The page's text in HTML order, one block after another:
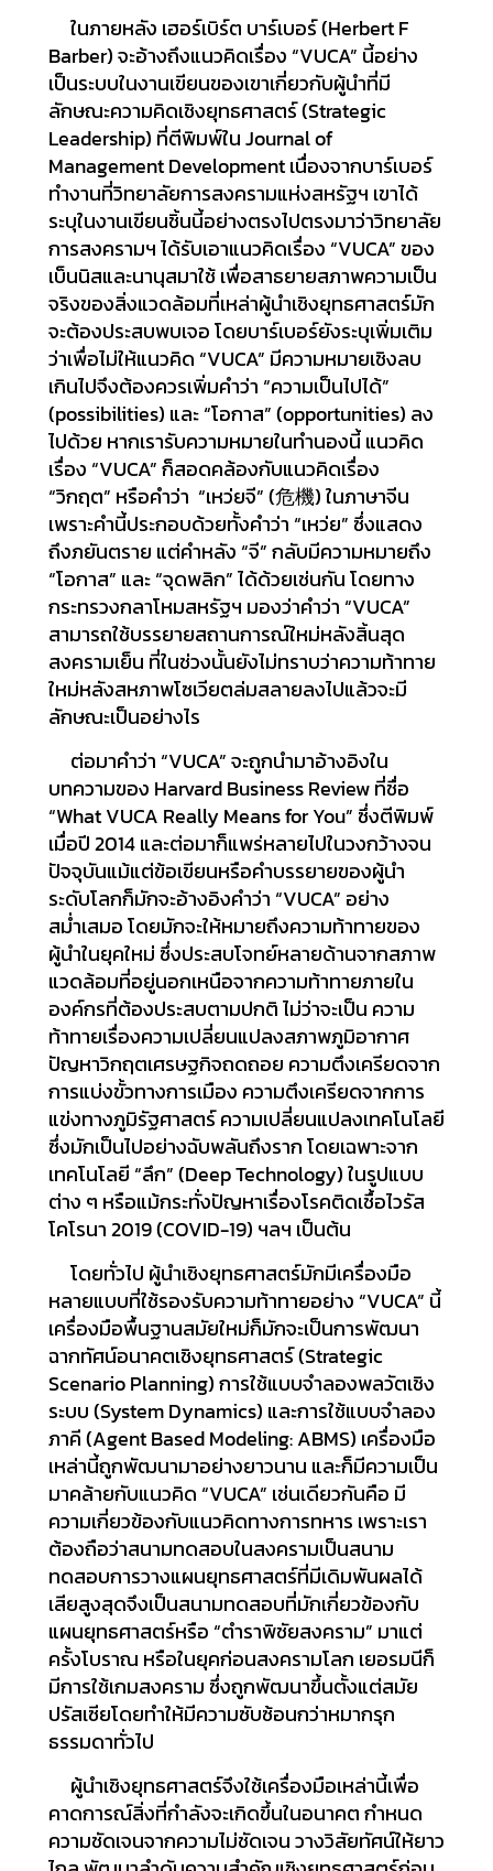
ในภายหลัง เฮอร์เบิร์ต บาร์เบอร์ (Herbert F
Barber) จะอ้างถึงแนวคิดเรื่อง “VUCA” นี้อย่าง
เป็นระบบในงานเขียนของเขาเกี่ยวกับผู้นำที่มี
ลักษณะความคิดเชิงยุทธศาสตร์ (Strategic
Leadership) ที่ตีพิมพ์ใน Journal of
Management Development เนื่องจากบาร์เบอร์
ทำงานที่วิทยาลัยการสงครามแห่งสหรัฐฯ เขาได้
ระบุในงานเขียนชิ้นนี้อย่างตรงไปตรงมาว่าวิทยาลัย
การสงครามฯ ได้รับเอาแนวคิดเรื่อง “VUCA” ของ
เบ็นนิสและนานุสมาใช้ เพื่อสาธยายสภาพความเป็น
จริงของสิ่งแวดล้อมที่เหล่าผู้นำเชิงยุทธศาสตร์มัก
จะต้องประสบพบเจอ โดยบาร์เบอร์ยังระบุเพิ่มเติม
ว่าเพื่อไม่ให้แนวคิด “VUCA” มีความหมายเชิงลบ
เกินไปจึงต้องควรเพิ่มคำว่า “ความเป็นไปได้”
(possibilities) และ “โอกาส” (opportunities) ลง
ไปด้วย หากเรารับความหมายในทำนองนี้ แนวคิด
เรื่อง “VUCA” ก็สอดคล้องกับแนวคิดเรื่อง
“วิกฤต” หรือคำว่า “เหว่ยจี” (危機) ในภาษาจีน
เพราะคำนี้ประกอบด้วยทั้งคำว่า “เหว่ย” ซึ่งแสดง
ถึงภยันตราย แต่คำหลัง “จี” กลับมีความหมายถึง
“โอกาส” และ “จุดพลิก” ได้ด้วยเช่นกัน โดยทาง
กระทรวงกลาโหมสหรัฐฯ มองว่าคำว่า “VUCA”
สามารถใช้บรรยายสถานการณ์ใหม่หลังสิ้นสุด
สงครามเย็น ที่ในช่วงนั้นยังไม่ทราบว่าความท้าทาย
ใหม่หลังสหภาพโซเวียตล่มสลายลงไปแล้วจะมี
ลักษณะเป็นอย่างไร
ต่อมาคำว่า “VUCA” จะถูกนำมาอ้างอิงใน
บทความของ Harvard Business Review ที่ชื่อ
“What VUCA Really Means for You” ซึ่งตีพิมพ์
เมื่อปี 2014 และต่อมาก็แพร่หลายไปในวงกว้างจน
ปัจจุบันแม้แต่ข้อเขียนหรือคำบรรยายของผู้นำ
ระดับโลกก็มักจะอ้างอิงคำว่า “VUCA” อย่าง
สม่ำเสมอ โดยมักจะให้หมายถึงความท้าทายของ
ผู้นำในยุคใหม่ ซึ่งประสบโจทย์หลายด้านจากสภาพ
แวดล้อมที่อยู่นอกเหนือจากความท้าทายภายใน
องค์กรที่ต้องประสบตามปกติ ไม่ว่าจะเป็น ความ
ท้าทายเรื่องความเปลี่ยนแปลงสภาพภูมิอากาศ
ปัญหาวิกฤตเศรษฐกิจถดถอย ความตึงเครียดจาก
การแบ่งขั้วทางการเมือง ความตึงเครียดจากการ
แข่งทางภูมิรัฐศาสตร์ ความเปลี่ยนแปลงเทคโนโลยี
ซึ่งมักเป็นไปอย่างฉับพลันถึงราก โดยเฉพาะจาก
เทคโนโลยี “ลึก” (Deep Technology) ในรูปแบบ
ต่าง ๆ หรือแม้กระทั่งปัญหาเรื่องโรคติดเชื้อไวรัส
โคโรนา 2019 (COVID-19) ฯลฯ เป็นต้น
โดยทั่วไป ผู้นำเชิงยุทธศาสตร์มักมีเครื่องมือ
หลายแบบที่ใช้รองรับความท้าทายอย่าง “VUCA” นี้
เครื่องมือพื้นฐานสมัยใหม่ก็มักจะเป็นการพัฒนา
ฉากทัศน์อนาคตเชิงยุทธศาสตร์ (Strategic
Scenario Planning) การใช้แบบจำลองพลวัตเชิง
ระบบ (System Dynamics) และการใช้แบบจำลอง
ภาคี (Agent Based Modeling: ABMS) เครื่องมือ
เหล่านี้ถูกพัฒนามาอย่างยาวนาน และก็มีความเป็น
มาคล้ายกับแนวคิด “VUCA” เช่นเดียวกันคือ มี
ความเกี่ยวข้องกับแนวคิดทางการทหาร เพราะเรา
ต้องถือว่าสนามทดสอบในสงครามเป็นสนาม
ทดสอบการวางแผนยุทธศาสตร์ที่มีเดิมพันผลได้
เสียสูงสุดจึงเป็นสนามทดสอบที่มักเกี่ยวข้องกับ
แผนยุทธศาสตร์หรือ “ตำราพิชัยสงคราม” มาแต่
ครั้งโบราณ หรือในยุคก่อนสงครามโลก เยอรมนีก็
มีการใช้เกมสงคราม ซึ่งถูกพัฒนาขึ้นตั้งแต่สมัย
ปรัสเซียโดยทำให้มีความซับซ้อนกว่าหมากรุก
ธรรมดาทั่วไป
ผู้นำเชิงยุทธศาสตร์จึงใช้เครื่องมือเหล่านี้เพื่อ
คาดการณ์สิ่งที่กำลังจะเกิดขึ้นในอนาคต กำหนด
ความชัดเจนจากความไม่ชัดเจน วางวิสัยทัศน์ให้ยาว